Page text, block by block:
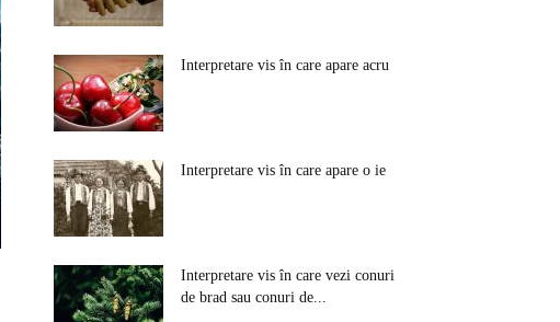
Interpretare vis în care apare acru
Interpretare vis în care apare o ie
Interpretare vis în care vezi conuri
de brad sau conuri de...